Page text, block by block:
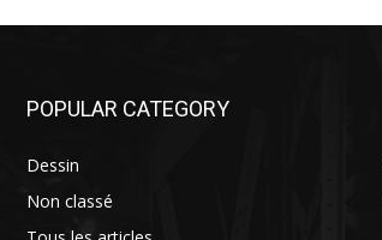
POPULAR CATEGORY
Dessin
Non classé